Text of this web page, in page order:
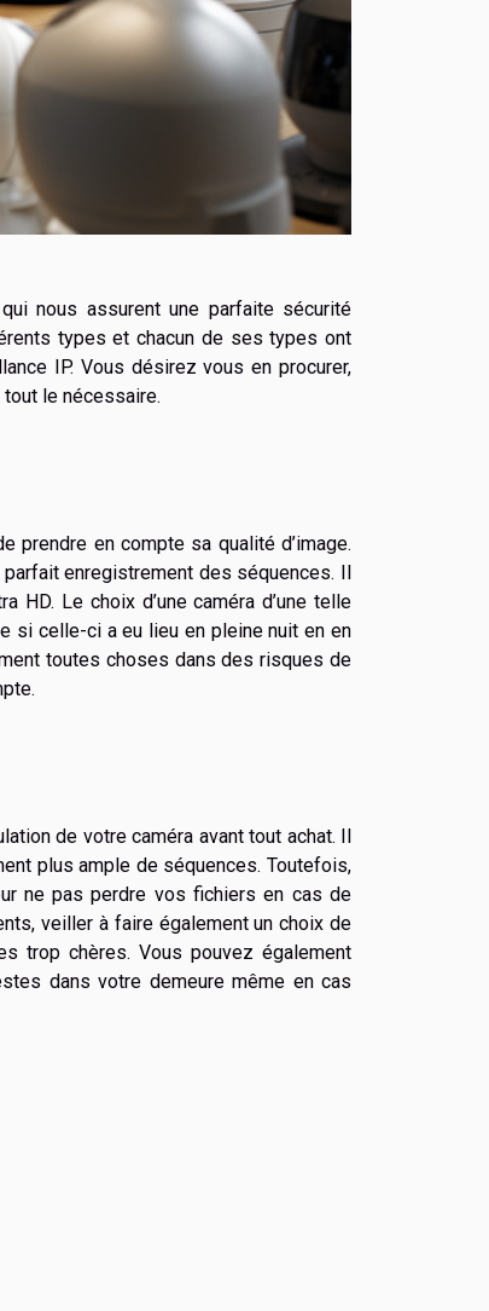
nous assurent une parfaite sécurité
types et chacun de ses types ont
IP. Vous désirez vous en procurer,
le nécessaire.
prendre en compte sa qualité d’image.
enregistrement des séquences. Il
HD. Le choix d’une caméra d’une telle
si celle-ci a eu lieu en pleine nuit en en
toutes choses dans des risques de
de votre caméra avant tout achat. Il
plus ample de séquences. Toutefois,
ne pas perdre vos fichiers en cas de
veiller à faire également un choix de
trop chères. Vous pouvez également
dans votre demeure même en cas